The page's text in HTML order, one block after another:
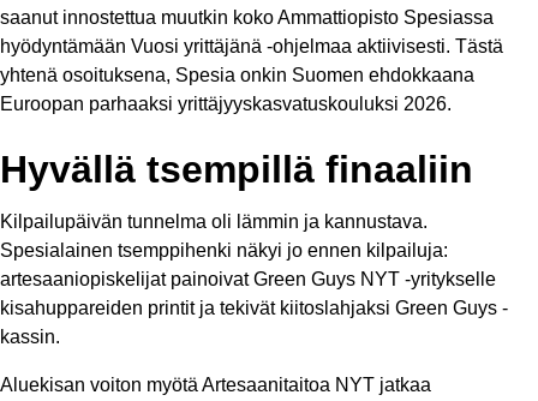
saanut innostettua muutkin koko Ammattiopisto Spesiassa
hyödyntämään Vuosi yrittäjänä -ohjelmaa aktiivisesti. Tästä
yhtenä osoituksena, Spesia onkin Suomen ehdokkaana
Euroopan parhaaksi yrittäjyyskasvatuskouluksi 2026.
Hyvällä tsempillä finaaliin
Kilpailupäivän tunnelma oli lämmin ja kannustava.
Spesialainen tsemppihenki näkyi jo ennen kilpailuja:
artesaaniopiskelijat painoivat Green Guys NYT -yritykselle
kisahuppareiden printit ja tekivät kiitoslahjaksi Green Guys -
kassin.
Aluekisan voiton myötä Artesaanitaitoa NYT jatkaa